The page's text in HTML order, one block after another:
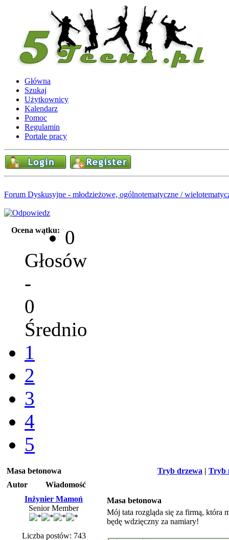
Główna
Szukaj
Użytkownicy
Kalendarz
Pomoc
Regulamin
Portale pracy
Forum Dyskusyjne - młodzieżowe, ogólnotematyczne /
Ocena wątku:
0
Głosów
-
0
Średnio
1
2
3
4
5
Tryb drzewa | Tryb
Masa betonowa
Autor
Wiadomość
Inżynier Mamoń
Senior Member
Liczba postów: 743
Masa betonowa
Mój tata rozgląda się za firmą, która
będę wdzięczny za namiary!